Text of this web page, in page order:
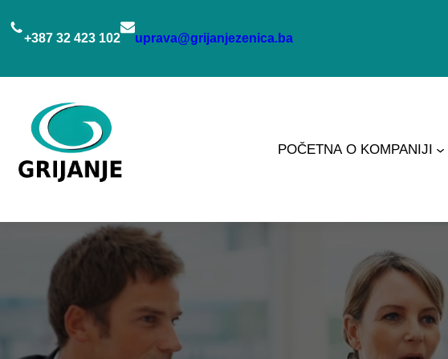
na
+387 32 423 102 uprava@grijanjezenica.ba
POČETNA O KOMPANIJI